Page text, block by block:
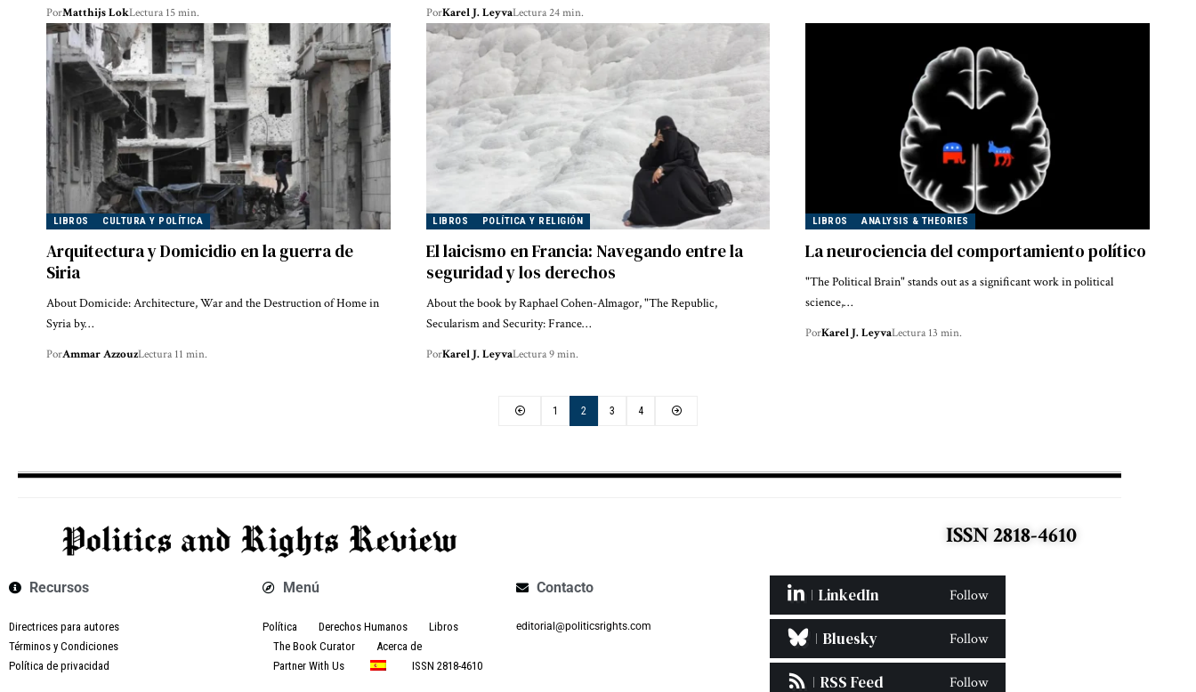
PorMatthijs LokLectura 15 min. PorKarel J. LeyvaLectura 24 min.
LIBROS CULTURA Y POLÍTICA
Arquitectura y Domicidio en la guerra de
Siria
About Domicide: Architecture, War and the Destruction of Home in
Syria by…
PorAmmar AzzouzLectura 11 min.
LIBROS POLÍTICA Y RELIGIÓN
El laicismo en Francia: Navegando entre la
seguridad y los derechos
About the book by Raphael Cohen-Almagor, "The Republic,
Secularism and Security: France…
PorKarel J. LeyvaLectura 9 min.
LIBROS ANALYSIS & THEORIES
La neurociencia del comportamiento político
"The Political Brain" stands out as a significant work in political
science,…
PorKarel J. LeyvaLectura 13 min.
1 2 3 4
ISSN 2818-4610
Recursos
Directrices para autores
Términos y Condiciones
Política de privacidad
Menú
Política Derechos Humanos
Libros
The Book Curator
Acerca de
Partner With Us
ISSN 2818-4610
Contacto
editorial@politicsrights.com
LinkedIn Follow
Bluesky Follow
RSS Feed Follow